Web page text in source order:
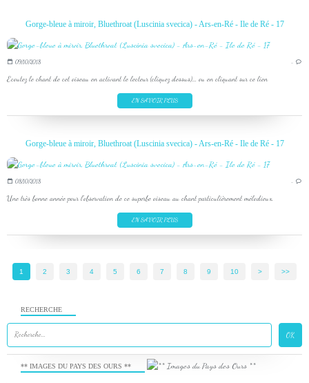
Gorge-bleue à miroir, Bluethroat (Luscinia svecica) - Ars-en-Ré - Ile de Ré - 17
09/10/2018 …
Ecoutez le chant de cet oiseau en activant le lecteur (cliquez dessus)... ou en cliquant sur ce lien
EN SAVOIR PLUS
Gorge-bleue à miroir, Bluethroat (Luscinia svecica) - Ars-en-Ré - Ile de Ré - 17
08/10/2018 …
Une très bonne année pour l'observation de ce superbe oiseau au chant particulièrement mélodieux.
EN SAVOIR PLUS
1 2 3 4 5 6 7 8 9 10 > >>
RECHERCHE
** IMAGES DU PAYS DES OURS **